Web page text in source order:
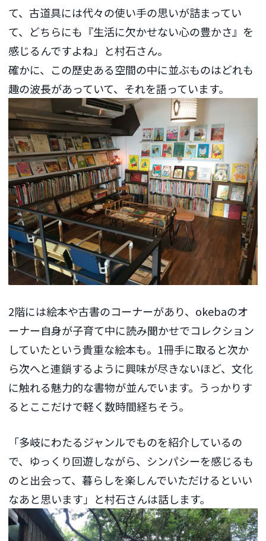
て、古道具には代々の使い手の思いが詰まってい
て、どちらにも『生活に欠かせない心の豊かさ』を
感じるんですよね」と村石さん。
確かに、この歴史ある空間の中に並ぶものはどれも
趣の波長があっていて、それを語っています。
2階には絵本や古書のコーナーがあり、okebaのオ
ーナー自身が子育て中に読み聞かせでコレクション
していたという貴重な絵本も。1冊手に取ると次か
ら次へと連鎖するように興味が尽きないほど、文化
に触れる魅力的な書物が並んでいます。うっかりす
るとここだけで軽く数時間経ちそう。
「多岐にわたるジャンルでものを紹介しているの
で、ゆっくり回遊しながら、シンパシーを感じるも
のと出会って、暮らしを楽しんでいただけるといい
なあと思います」と村石さんは話します。